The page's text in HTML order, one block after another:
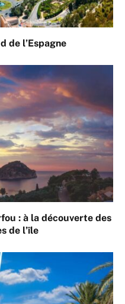
de l’Espagne
: à la découverte des
de l’île